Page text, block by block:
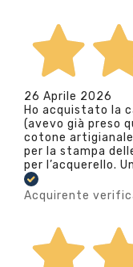
26 Aprile 2026
Ho acquistato la
(avevo già preso
cotone
per la stampa
per l’acquerello.
Acquirente